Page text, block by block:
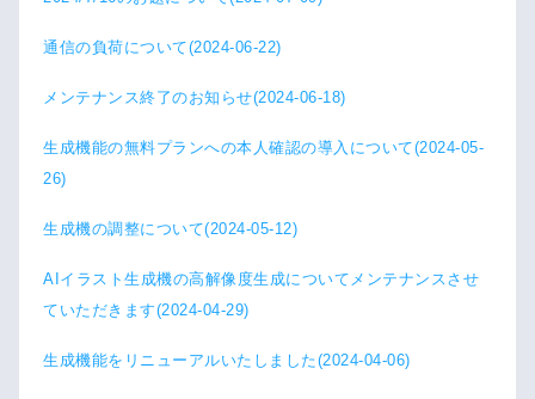
通信の負荷について(2024-06-22)
メンテナンス終了のお知らせ(2024-06-18)
生成機能の無料プランへの本人確認の導入について(2024-05-
26)
生成機の調整について(2024-05-12)
AIイラスト生成機の高解像度生成についてメンテナンスさせ
ていただきます(2024-04-29)
生成機能をリニューアルいたしました(2024-04-06)